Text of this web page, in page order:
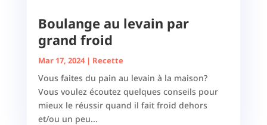
Boulange au levain par
grand froid
Mar 17, 2024| Recette
Vous faites du pain au levain à la maison?
Vous voulez écoutez quelques conseils pour
mieux le réussir quand il fait froid dehors
et/ou un peu...